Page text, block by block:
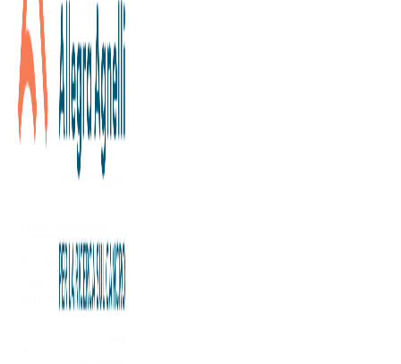
Biobanca di Candiolo, 100mila
euro dagli ace delle Atp finals
Grazie ai 372 ace – i punti ottenuti direttamente dal servizio
euro nell’ambito della campagna ‘Un Ace per la Ricerca’
per sostenere le attività della Fondazione Allegra Agnelli
per la Ricerca sul Cancro.
Intesa Sanpaolo, host partner delle finali di tennis,